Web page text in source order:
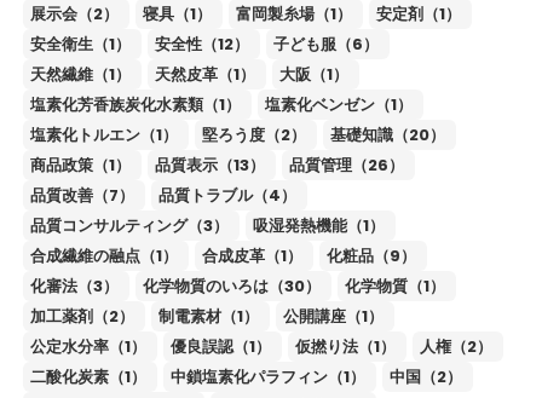
展示会（2）
寝具（1） 富岡製糸場（1）
安定剤（1）
安全衛生（1）
安全性（12）
子ども服（6）
天然繊維（1）
天然皮革（1）
大阪（1）
塩素化芳香族炭化水素類（1）
塩素化ベンゼン（1）
塩素化トルエン（1）
堅ろう度（2）
基礎知識（20）
商品政策（1）
品質表示（13）
品質管理（26）
品質改善（7）
品質トラブル（4）
品質コンサルティング（3）
吸湿発熱機能（1）
合成繊維の融点（1）
合成皮革（1）
化粧品（9）
化審法（3）
化学物質のいろは（30）
化学物質（1）
加工薬剤（2）
制電素材（1）
公開講座（1）
公定水分率（1）
優良誤認（1） 仮撚り法（1）
人権（2）
二酸化炭素（1）
中鎖塩素化パラフィン（1）
中国（2）